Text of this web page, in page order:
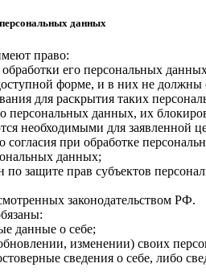
данных
право:
его персональных
форме, и в них не должны
для раскрытия таких
персональных данных, их
необходимыми для заявленной
согласия при обработке
данных;
защите прав субъектов
законодательством РФ.
данные о себе;
изменении) своих
сведения о себе, либо